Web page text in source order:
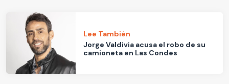
Lee También
Jorge Valdivia acusa el robo de su
camioneta en Las Condes